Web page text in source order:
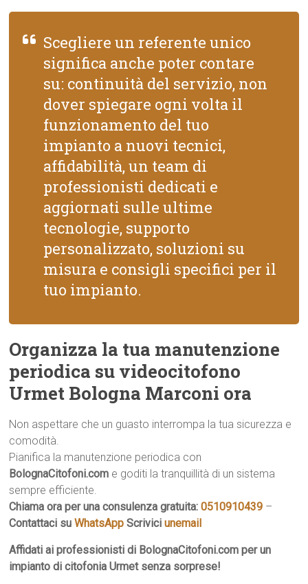
Scegliere un referente unico
significa anche poter contare
su: continuità del servizio, non
dover spiegare ogni volta il
funzionamento del tuo
impianto a nuovi tecnici,
affidabilità, un team di
professionisti dedicati e
aggiornati sulle ultime
tecnologie, supporto
personalizzato, soluzioni su
misura e consigli specifici per il
tuo impianto.
Organizza la tua manutenzione
periodica su videocitofono
Urmet Bologna Marconi ora
Non aspettare che un guasto interrompa la tua sicurezza e
comodità.
Pianifica la manutenzione periodica con
BolognaCitofoni.com e goditi la tranquillità di un sistema
sempre efficiente.
Chiama ora per una consulenza gratuita:0510910439 –
Contattaci suWhatsApp Scriviciunemail
Affidati ai professionisti di BolognaCitofoni.com per un
impianto di citofonia Urmet senza sorprese!